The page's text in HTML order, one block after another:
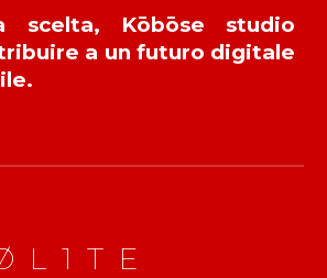
scelta, Kōbōse studio
a un futuro digitale
L 1 T E